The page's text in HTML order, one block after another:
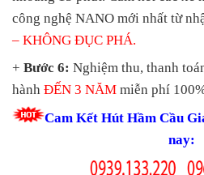
công nghệ NANO mới nhất từ
– KHÔNG ĐỤC PHÁ.
+ Bước 6: Nghiệm thu, thanh
hành ĐẾN 3 NĂM miễn phí
Cam Kết Hút Hầm Cầu
nay: